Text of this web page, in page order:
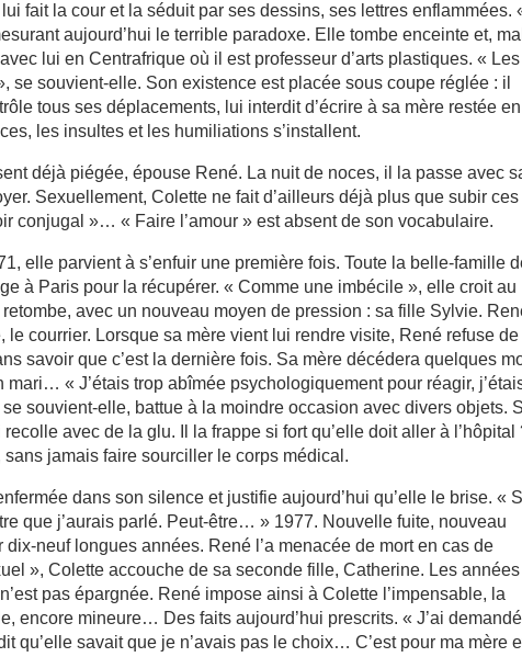
fait la cour et la séduit par ses dessins, ses lettres enflammées.
aujourd’hui le terrible paradoxe. Elle tombe enceinte et,
lui en Centrafrique où il est professeur d’arts plastiques. « Les
se souvient-elle. Son existence est placée sous coupe réglée : il
tous ses déplacements, lui interdit d’écrire à sa mère restée en
les insultes et les humiliations s’installent.
déjà piégée, épouse René. La nuit de noces, il la passe avec
Sexuellement, Colette ne fait d’ailleurs déjà plus que subir ces
conjugal »… « Faire l’amour » est absent de son vocabulaire.
elle parvient à s’enfuir une première fois. Toute la belle-famille
à Paris pour la récupérer. « Comme une imbécile », elle croit au
avec un nouveau moyen de pression : sa fille Sylvie.
courrier. Lorsque sa mère vient lui rendre visite, René refuse de
savoir que c’est la dernière fois. Sa mère décédera quelques
mari… « J’étais trop abîmée psychologiquement pour réagir,
souvient-elle, battue à la moindre occasion avec divers objets.
avec de la glu. Il la frappe si fort qu’elle doit aller à l’hôpital
jamais faire sourciller le corps médical.
dans son silence et justifie aujourd’hui qu’elle le brise. «
que j’aurais parlé. Peut-être… » 1977. Nouvelle fuite, nouveau
neuf longues années. René l’a menacée de mort en cas de
», Colette accouche de sa seconde fille, Catherine. Les années
pas épargnée. René impose ainsi à Colette l’impensable, la
encore mineure… Des faits aujourd’hui prescrits. « J’ai demandé
qu’elle savait que je n’avais pas le choix… C’est pour ma mère